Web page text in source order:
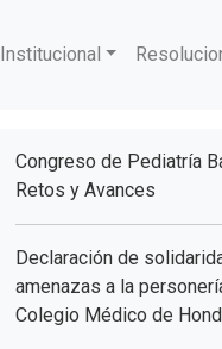
Institucional
Congreso de Pediatría
Retos y Avances
Declaración de
amenazas a la
Colegio Médico de